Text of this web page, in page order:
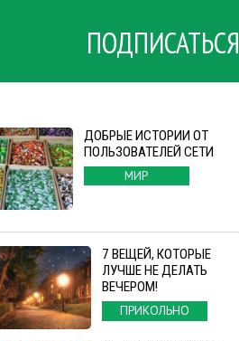
ПОДПИСАТЬСЯ
ДОБРЫЕ ИСТОРИИ ОТ
ПОЛЬЗОВАТЕЛЕЙ СЕТИ
МИР
7 ВЕЩЕЙ, КОТОРЫЕ
ЛУЧШЕ НЕ ДЕЛАТЬ
ВЕЧЕРОМ!
ПРИКОЛЬНО